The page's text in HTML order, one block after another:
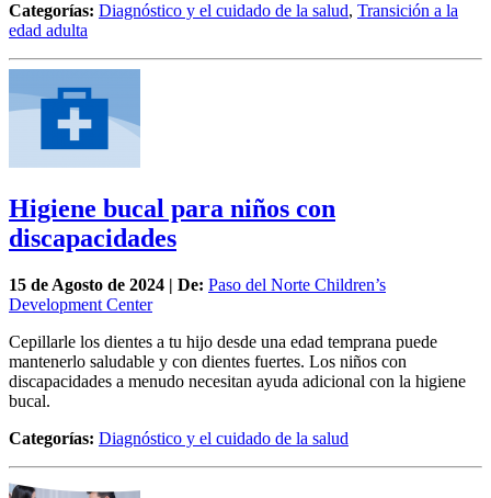
Categorías: Diagnóstico y el cuidado de la salud, Transición a la
edad adulta
Higiene bucal para niños con
discapacidades
15 de Agosto de 2024 | De: Paso del Norte Children’s
Development Center
Cepillarle los dientes a tu hijo desde una edad temprana puede
mantenerlo saludable y con dientes fuertes. Los niños con
discapacidades a menudo necesitan ayuda adicional con la higiene
bucal.
Categorías: Diagnóstico y el cuidado de la salud